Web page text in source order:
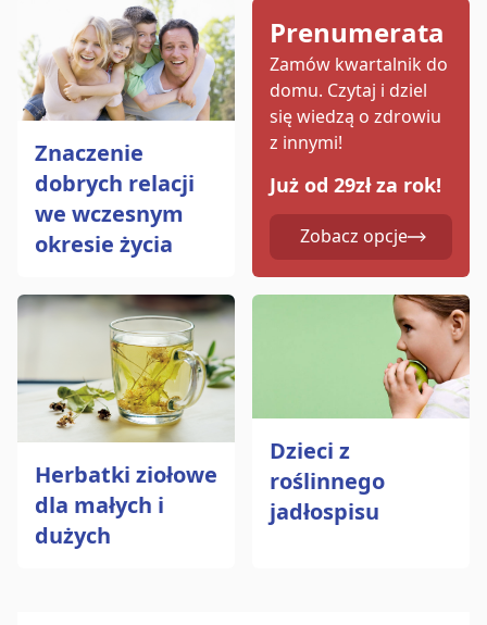
Znaczenie
dobrych relacji
we wczesnym
okresie życia
Prenumerata
Zamów kwartalnik do
domu. Czytaj i dziel
się wiedzą o zdrowiu
z innymi!
Już od 29zł za rok!
Zobacz opcje
Herbatki ziołowe
dla małych i
dużych
Dzieci z
roślinnego
jadłospisu